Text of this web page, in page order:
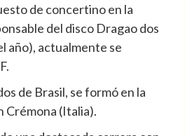
de concertino en la
del disco Dragao dos
año), actualmente se
de Brasil, se formó en la
Crémona (Italia).